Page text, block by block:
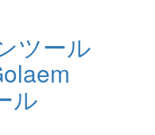
ツール
ル